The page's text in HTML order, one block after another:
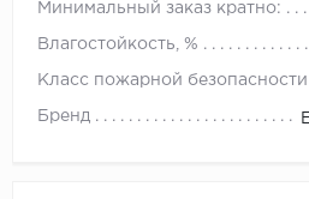
Минимальный заказ кратно:
Влагостойкость, %
Класс пожарной безопасности
Бренд